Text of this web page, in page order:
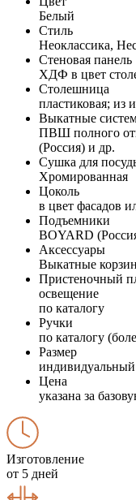
Белый
Стиль
Неоклассика,
Стеновая панель
ХДФ в цвет
Столешница
пластиковая; из
Выкатные
ПВШ полного
(Россия) и др.
Сушка для
Хромированная
Цоколь
в цвет фасадов
Подъемники
BOYARD
Аксессуары
Выкатные
Пристеночный
освещение
по каталогу
Ручки
по каталогу
Размер
индивидуальный
Цена
указана за
Изготовление
от 5 дней